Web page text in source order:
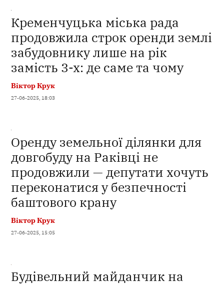
Кременчуцька міська рада
продовжила строк оренди землі
забудовнику лише на рік
замість 3-х: де саме та чому
Віктор Крук
27-06-2025, 18:03
Оренду земельної ділянки для
довгобуду на Раківці не
продовжили — депутати хочуть
переконатися у безпечності
баштового крану
Віктор Крук
27-06-2025, 15:05
Будівельний майданчик на